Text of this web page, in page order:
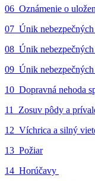
06_Oznámenie o
07_Únik
08_Únik
09_Únik
10_Dopravná nehoda
11_Zosuv pôdy a
12_Víchrica a silný
13_Požiar
14_Horúčavy